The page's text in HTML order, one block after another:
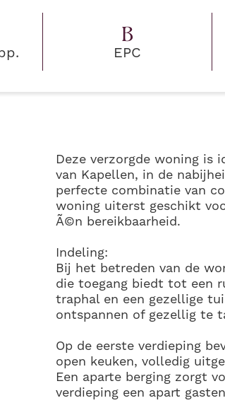
B
EPC
Deze verzorgde woning is
van Kapellen, in de
perfecte combinatie van
woning uiterst geschikt
Ã©n bereikbaarheid.
Indeling:
Bij het betreden van de
die toegang biedt tot een
traphal en een gezellige
ontspannen of gezellig te
Op de eerste verdieping
open keuken, volledig
Een aparte berging zorgt
verdieping een apart